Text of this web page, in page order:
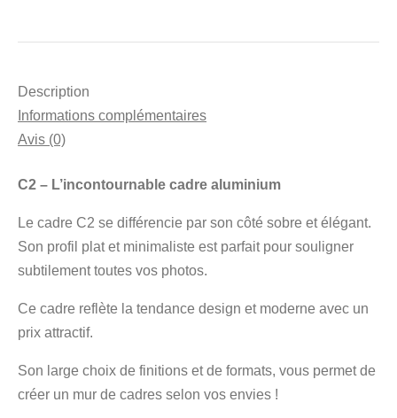
Description
Informations complémentaires
Avis (0)
C2 – L’incontournable cadre aluminium
Le cadre C2 se différencie par son côté sobre et élégant.
Son profil plat et minimaliste est parfait pour souligner
subtilement toutes vos photos.
Ce cadre reflète la tendance design et moderne avec un
prix attractif.
Son large choix de finitions et de formats, vous permet de
créer un mur de cadres selon vos envies !